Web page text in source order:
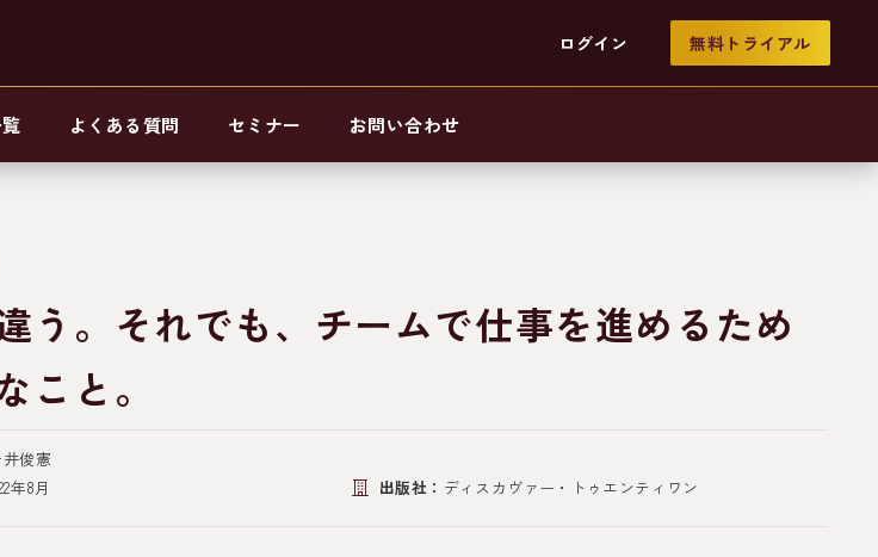
ログイン 無料トライアル
よくある質問 セミナー お問い合わせ
う。それでも、チームで仕事を進めるため
こと。
俊憲
年8月 出版社： ディスカヴァー・トゥエンティワン